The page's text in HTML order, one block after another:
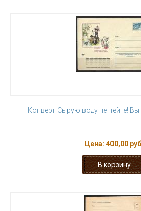
Конверт Сырую воду не пейте!
Цена: 400,00